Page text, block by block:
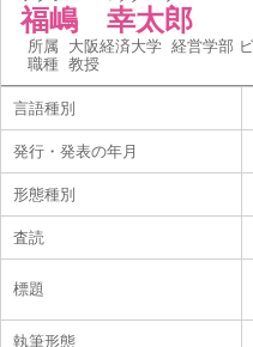
福嶋 幸太郎
所属 大阪経済大学 経営学部
職種 教授
言語種別
発行・発表の年月
形態種別
査読
標題
執筆形態